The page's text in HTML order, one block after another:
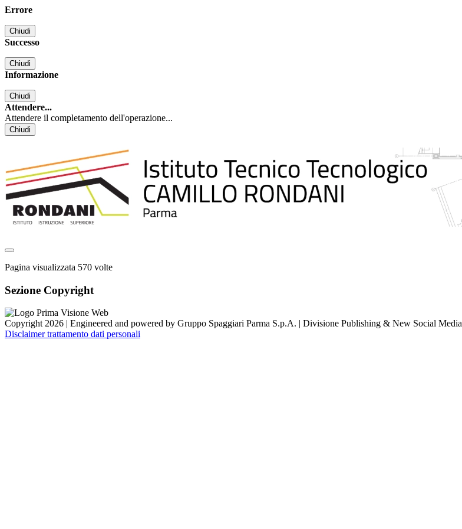
Errore
Chiudi
Successo
Chiudi
Informazione
Chiudi
Attendere...
Attendere il completamento dell'operazione...
Chiudi
Pagina visualizzata 570 volte
Sezione Copyright
Copyright 2026 | Engineered and powered by Gruppo Spaggiari Parma S.p.A. | Divisione Publishing & New Social Media
Disclaimer trattamento dati personali